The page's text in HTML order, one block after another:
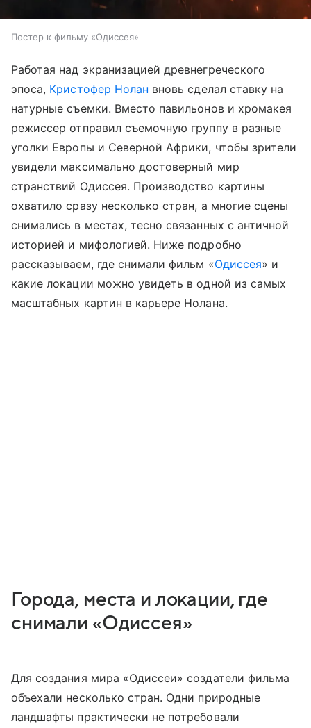
Постер к фильму «Одиссея»
Работая над экранизацией древнегреческого
эпоса, Кристофер Нолан вновь сделал ставку на
натурные съемки. Вместо павильонов и хромакея
режиссер отправил съемочную группу в разные
уголки Европы и Северной Африки, чтобы зрители
увидели максимально достоверный мир
странствий Одиссея. Производство картины
охватило сразу несколько стран, а многие сцены
снимались в местах, тесно связанных с античной
историей и мифологией. Ниже подробно
рассказываем, где снимали фильм «Одиссея» и
какие локации можно увидеть в одной из самых
масштабных картин в карьере Нолана.
Города, места и локации, где
снимали «Одиссея»
Для создания мира «Одиссеи» создатели фильма
объехали несколько стран. Одни природные
ландшафты практически не потребовали